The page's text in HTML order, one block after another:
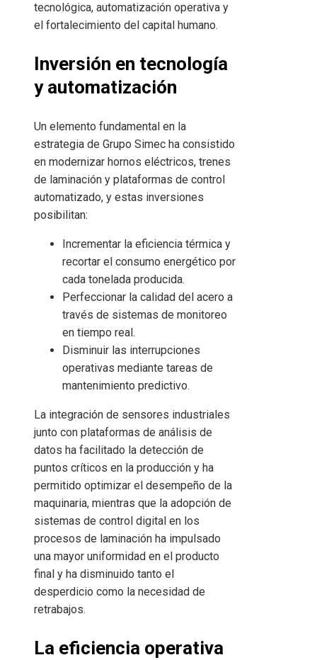
tecnológica, automatización operativa y
el fortalecimiento del capital humano.
Inversión en tecnología
y automatización
Un elemento fundamental en la
estrategia de Grupo Simec ha consistido
en modernizar hornos eléctricos, trenes
de laminación y plataformas de control
automatizado, y estas inversiones
posibilitan:
Incrementar la eficiencia térmica y
recortar el consumo energético por
cada tonelada producida.
Perfeccionar la calidad del acero a
través de sistemas de monitoreo
en tiempo real.
Disminuir las interrupciones
operativas mediante tareas de
mantenimiento predictivo.
La integración de sensores industriales
junto con plataformas de análisis de
datos ha facilitado la detección de
puntos críticos en la producción y ha
permitido optimizar el desempeño de la
maquinaria, mientras que la adopción de
sistemas de control digital en los
procesos de laminación ha impulsado
una mayor uniformidad en el producto
final y ha disminuido tanto el
desperdicio como la necesidad de
retrabajos.
La eficiencia operativa